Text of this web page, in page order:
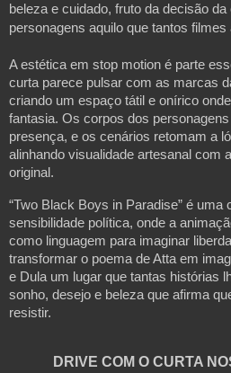
beleza e cuidado, fruto da decisão
personagens aquilo que tantos filmes
A estética em stop motion é parte
curta parece pulsar com as marcas
criando um espaço tátil e onírico
fantasia. Os corpos dos
presença, e os cenários retomam a
alinhando visualidade artesanal com
original.
“Two Black Boys in Paradise” é uma
sensibilidade política, onde a
como linguagem para imaginar
transformar o poema de Atta em
e Dula um lugar que tantas histórias
sonho, desejo e beleza que afirma
resistir.
DRIVE COM O CURTA